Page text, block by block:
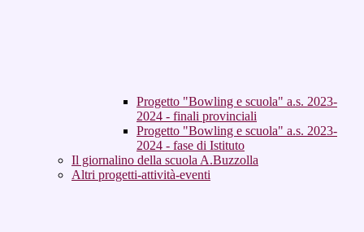
Progetto "Bowling e scuola" a.s. 2023-
2024 - finali provinciali
Progetto "Bowling e scuola" a.s. 2023-
2024 - fase di Istituto
Il giornalino della scuola A.Buzzolla
Altri progetti-attività-eventi